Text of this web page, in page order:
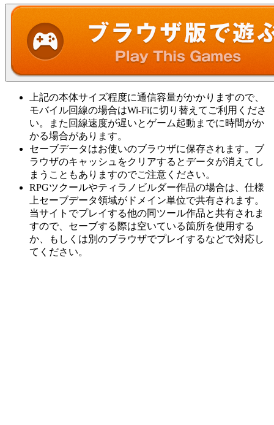
上記の本体サイズ程度に通信容量がかかりますので、
モバイル回線の場合はWi-Fiに切り替えてご利用くださ
い。また回線速度が遅いとゲーム起動までに時間がか
かる場合があります。
セーブデータはお使いのブラウザに保存されます。ブ
ラウザのキャッシュをクリアするとデータが消えてし
まうこともありますのでご注意ください。
RPGツクールやティラノビルダー作品の場合は、仕様
上セーブデータ領域がドメイン単位で共有されます。
当サイトでプレイする他の同ツール作品と共有されま
すので、セーブする際は空いている箇所を使用する
か、もしくは別のブラウザでプレイするなどで対応し
てください。